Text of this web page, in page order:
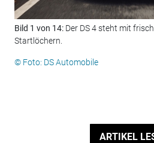
Bild 1 von 14: Der DS 4 steht mit
Startlöchern.
© Foto: DS Automobile
ARTIKEL